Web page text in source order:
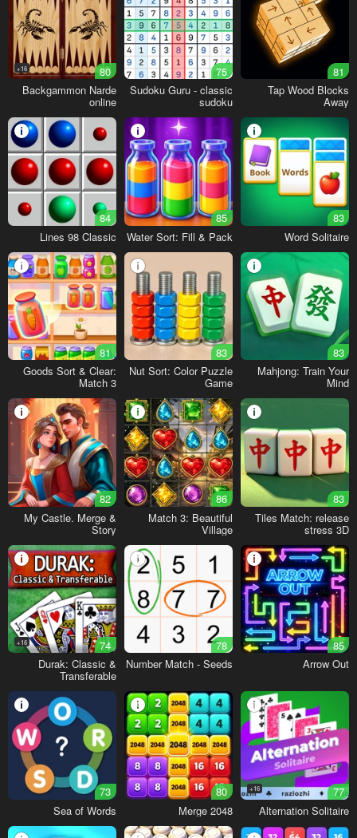
81
Tap Wood Blocks
Away
75
Sudoku Guru - classic
sudoku
80
16+
Backgammon Narde
online
83
Word Solitaire
85
Water Sort: Fill & Pack
84
Lines 98 Classic
83
Mahjong: Train Your
Mind
83
Nut Sort: Color Puzzle
Game
81
Goods Sort & Clear:
Match 3
83
Tiles Match: release
stress 3D
86
Match 3: Beautiful
Village
82
My Castle. Merge &
Story
85
Arrow Out
78
Number Match - Seeds
74
16+
Durak: Classic &
Transferable
77
16+
Alternation Solitaire
80
2048 Merge
73
Sea of Words